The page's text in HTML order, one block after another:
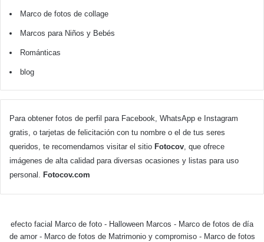
Marco de fotos de collage
Marcos para Niños y Bebés
Románticas
blog
Para obtener fotos de perfil para Facebook, WhatsApp e Instagram
gratis, o tarjetas de felicitación con tu nombre o el de tus seres
queridos, te recomendamos visitar el sitio Fotocov, que ofrece
imágenes de alta calidad para diversas ocasiones y listas para uso
personal. Fotocov.com
efecto facial Marco de foto - Halloween Marcos - Marco de fotos de día
de amor- Marco de fotos de Matrimonio y compromiso- Marco de fotos